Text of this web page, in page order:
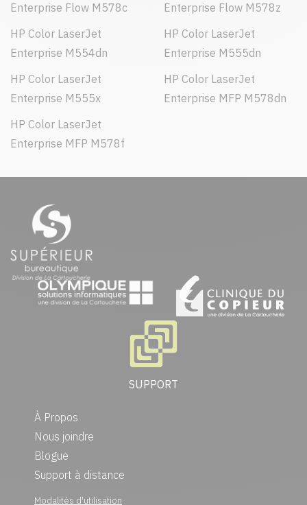
Enterprise Flow M578c
Enterprise Flow M578z
HP Color LaserJet
Enterprise M554dn
HP Color LaserJet
Enterprise M555dn
HP Color LaserJet
Enterprise M555x
HP Color LaserJet
Enterprise MFP M578dn
HP Color LaserJet
Enterprise MFP M578f
SUPPORT
À Propos
Nous joindre
Blogue
Support à distance
Modalités d'utilisation